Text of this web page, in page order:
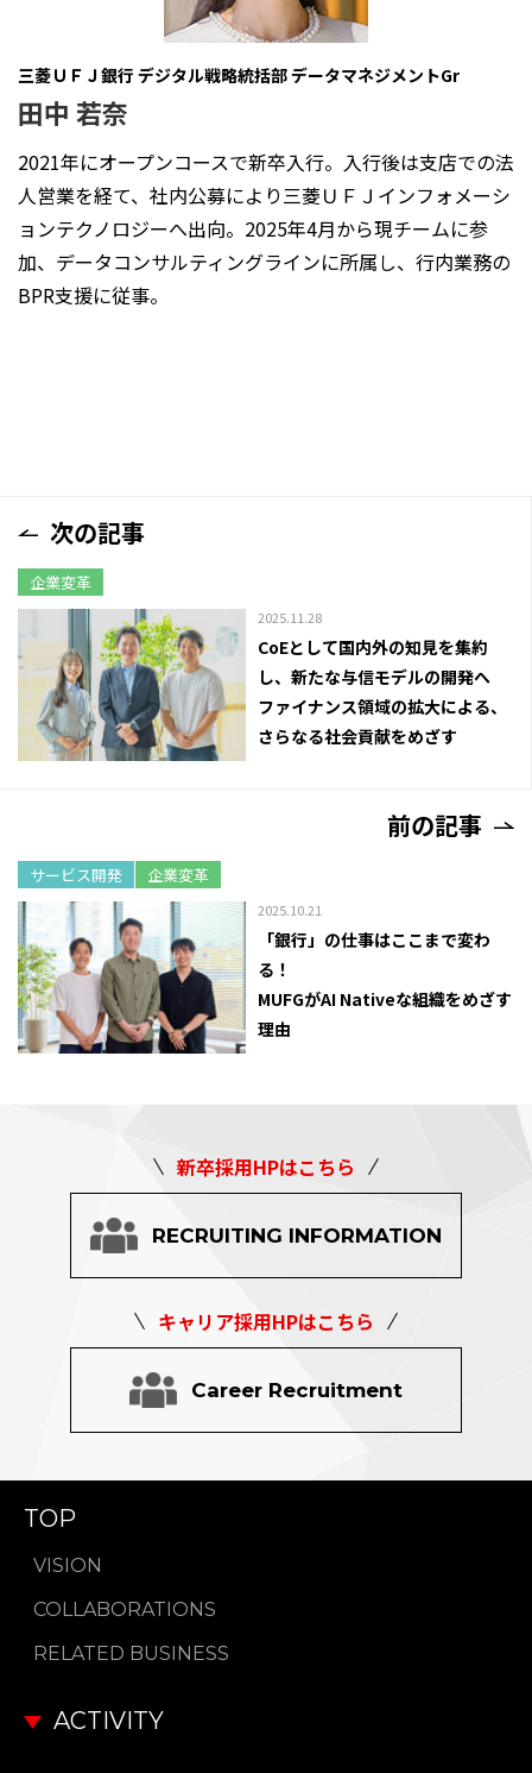
三菱ＵＦＪ銀行 デジタル戦略統括部 データマネジメントGr
田中 若奈
2021年にオープンコースで新卒入行。入行後は支店での法
人営業を経て、社内公募により三菱ＵＦＪインフォメーシ
ョンテクノロジーへ出向。2025年4月から現チームに参
加、データコンサルティングラインに所属し、行内業務の
BPR支援に従事。
次の記事
企業変革
2025.11.28
CoEとして国内外の知見を集約
し、新たな与信モデルの開発へ
ファイナンス領域の拡大による、
さらなる社会貢献をめざす
前の記事
サービス開発 企業変革
2025.10.21
「銀行」の仕事はここまで変わ
る！
MUFGがAI Nativeな組織をめざす
理由
新卒採用HPはこちら
RECRUITING INFORMATION
キャリア採用HPはこちら
Career Recruitment
TOP
VISION
COLLABORATIONS
RELATED BUSINESS
ACTIVITY